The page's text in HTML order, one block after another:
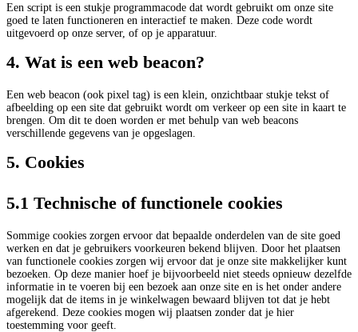
Een script is een stukje programmacode dat wordt gebruikt om onze site
goed te laten functioneren en interactief te maken. Deze code wordt
uitgevoerd op onze server, of op je apparatuur.
4. Wat is een web beacon?
Een web beacon (ook pixel tag) is een klein, onzichtbaar stukje tekst of
afbeelding op een site dat gebruikt wordt om verkeer op een site in kaart te
brengen. Om dit te doen worden er met behulp van web beacons
verschillende gegevens van je opgeslagen.
5. Cookies
5.1 Technische of functionele cookies
Sommige cookies zorgen ervoor dat bepaalde onderdelen van de site goed
werken en dat je gebruikers voorkeuren bekend blijven. Door het plaatsen
van functionele cookies zorgen wij ervoor dat je onze site makkelijker kunt
bezoeken. Op deze manier hoef je bijvoorbeeld niet steeds opnieuw dezelfde
informatie in te voeren bij een bezoek aan onze site en is het onder andere
mogelijk dat de items in je winkelwagen bewaard blijven tot dat je hebt
afgerekend. Deze cookies mogen wij plaatsen zonder dat je hier
toestemming voor geeft.